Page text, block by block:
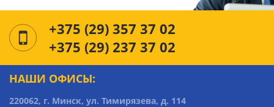
+375 (29) 357 37 02
+375 (29) 237 37 02
НАШИ ОФИСЫ:
220062, г. Минск, ул. Тимирязева, д. 114